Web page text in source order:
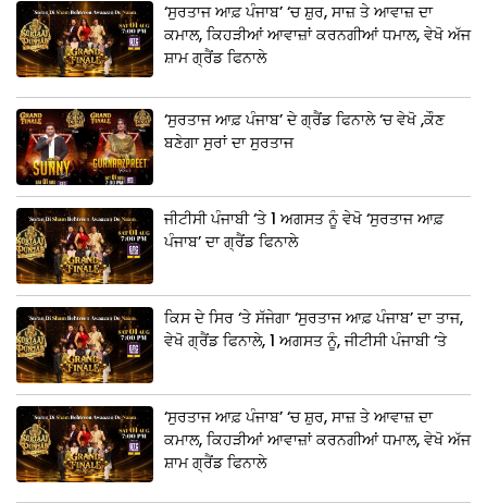
‘ਸੁਰਤਾਜ ਆਫ਼ ਪੰਜਾਬ’ ‘ਚ ਸ਼ੁਰ, ਸਾਜ਼ ਤੇ ਆਵਾਜ਼ ਦਾ
ਕਮਾਲ, ਕਿਹੜੀਆਂ ਆਵਾਜ਼ਾਂ ਕਰਨਗੀਆਂ ਧਮਾਲ, ਵੇਖੋ ਅੱਜ
ਸ਼ਾਮ ਗ੍ਰੈਂਡ ਫਿਨਾਲੇ
‘ਸੁਰਤਾਜ ਆਫ਼ ਪੰਜਾਬ’ ਦੇ ਗ੍ਰੈਂਡ ਫਿਨਾਲੇ ‘ਚ ਵੇਖੋ ,ਕੌਣ
ਬਣੇਗਾ ਸੁਰਾਂ ਦਾ ਸੁਰਤਾਜ
ਜੀਟੀਸੀ ਪੰਜਾਬੀ ‘ਤੇ 1 ਅਗਸਤ ਨੂੰ ਵੇਖੋ ‘ਸੁਰਤਾਜ ਆਫ਼
ਪੰਜਾਬ’ ਦਾ ਗ੍ਰੈਂਡ ਫਿਨਾਲੇ
ਕਿਸ ਦੇ ਸਿਰ ‘ਤੇ ਸੱਜੇਗਾ ‘ਸੁਰਤਾਜ ਆਫ਼ ਪੰਜਾਬ’ ਦਾ ਤਾਜ,
ਵੇਖੋ ਗ੍ਰੈਂਡ ਫਿਨਾਲੇ, 1 ਅਗਸਤ ਨੂੰ, ਜੀਟੀਸੀ ਪੰਜਾਬੀ ‘ਤੇ
‘ਸੁਰਤਾਜ ਆਫ਼ ਪੰਜਾਬ’ ‘ਚ ਸ਼ੁਰ, ਸਾਜ਼ ਤੇ ਆਵਾਜ਼ ਦਾ
ਕਮਾਲ, ਕਿਹੜੀਆਂ ਆਵਾਜ਼ਾਂ ਕਰਨਗੀਆਂ ਧਮਾਲ, ਵੇਖੋ ਅੱਜ
ਸ਼ਾਮ ਗ੍ਰੈਂਡ ਫਿਨਾਲੇ